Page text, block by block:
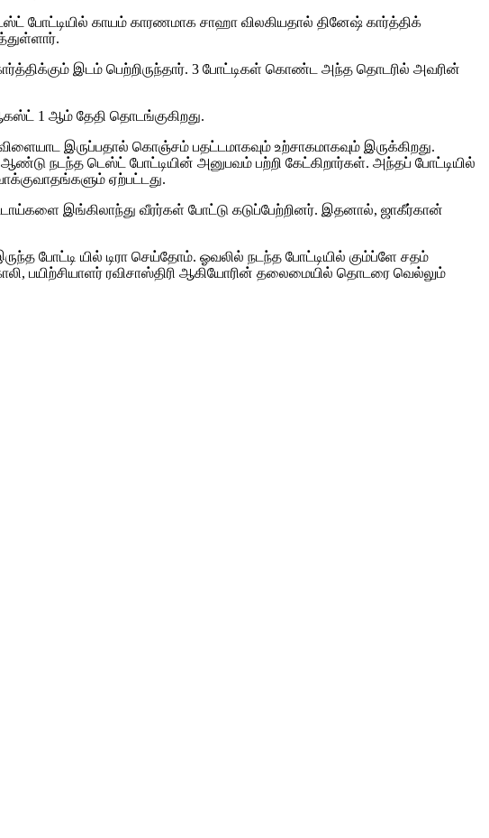
போட்டியில் காயம் காரணமாக சாஹா விலகியதால் தினேஷ் கார்த்திக்
இடம் பெற்றிருந்தார். 3 போட்டிகள் கொண்ட அந்த தொடரில் அவரின்
1 ஆம் தேதி தொடங்குகிறது.
இருப்பதால் கொஞ்சம் பதட்டமாகவும் உற்சாகமாகவும் இருக்கிறது.
நடந்த டெஸ்ட் போட்டியின் அனுபவம் பற்றி கேட்கிறார்கள். அந்தப் போட்டியில்
ஏற்பட்டது.
இங்கிலாந்து வீரர்கள் போட்டு கடுப்பேற்றினர். இதனால், ஜாகீர்கான்
போட்டி யில் டிரா செய்தோம். ஓவலில் நடந்த போட்டியில் கும்ப்ளே சதம்
பயிற்சியாளர் ரவிசாஸ்திரி ஆகியோரின் தலைமையில் தொடரை வெல்லும்